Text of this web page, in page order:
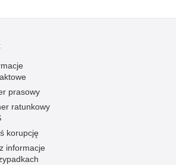
prasowy
ratunkowy
korupcję
informacje